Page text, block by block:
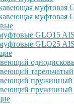
муфтовая
муфтовая
GLO15
GLO25